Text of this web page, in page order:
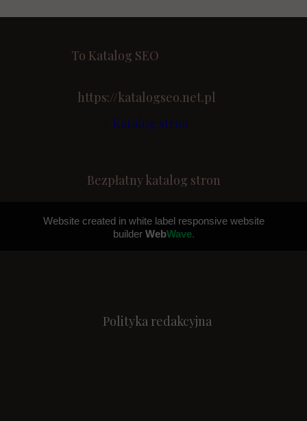
Polityka redakcyjna
Katalog stron
Bezpłatny katalog stron
To Katalog SEO
https://katalogseo.net.pl
Website created in white label responsive website
builder WebWave.